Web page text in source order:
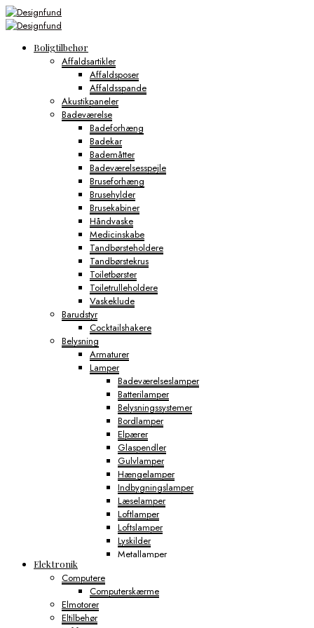
Boligtilbehør
Affaldsartikler
Affaldsposer
Affaldsspande
Akustikpaneler
Badeværelse
Badeforhæng
Badekar
Bademåtter
Badeværelsesspejle
Bruseforhæng
Brusehylder
Brusekabiner
Håndvaske
Medicinskabe
Tandbørsteholdere
Tandbørstekrus
Toiletbørster
Toiletrulleholdere
Vaskeklude
Barudstyr
Cocktailshakere
Belysning
Armaturer
Lamper
Badeværelseslamper
Batterilamper
Belysningssystemer
Bordlamper
Elpærer
Glaspendler
Gulvlamper
Hængelamper
Indbygningslamper
Læselamper
Loftlamper
Loftslamper
Lyskilder
Metallamper
Natlamper Til Børn
Elektronik
Computere
Computerskærme
Elmotorer
Eltilbehør